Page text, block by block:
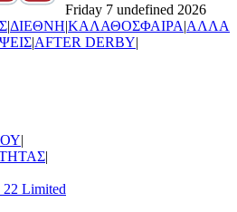
Friday 7 undefined 2026
|ΔΙΕΘΝΗ|ΚΑΛΑΘΟΣΦΑΙΡΑ|ΑΛΛΑ
|AFTER DERBY|
|
|
Limited